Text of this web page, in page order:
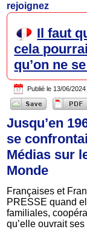
rejoignez
Il faut
cela
qu’on ne
Publié le 13/06/2024
Jusqu’en
se
Médias sur
Monde
Françaises et
PRESSE quand
familiales,
qu’elle ouvrait